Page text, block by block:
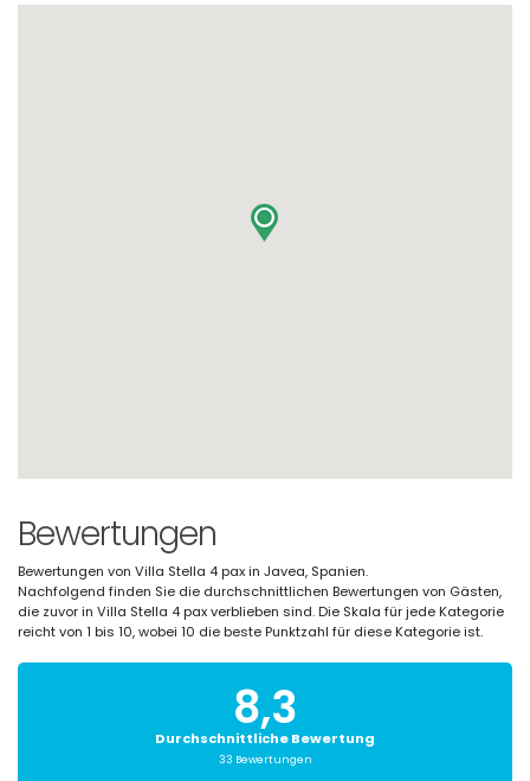
Bewertungen
Bewertungen von Villa Stella 4 pax in Javea, Spanien.
Nachfolgend finden Sie die durchschnittlichen Bewertungen von Gästen,
die zuvor in Villa Stella 4 pax verblieben sind. Die Skala für jede Kategorie
reicht von 1 bis 10, wobei 10 die beste Punktzahl für diese Kategorie ist.
8,3
Durchschnittliche Bewertung
33 Bewertungen